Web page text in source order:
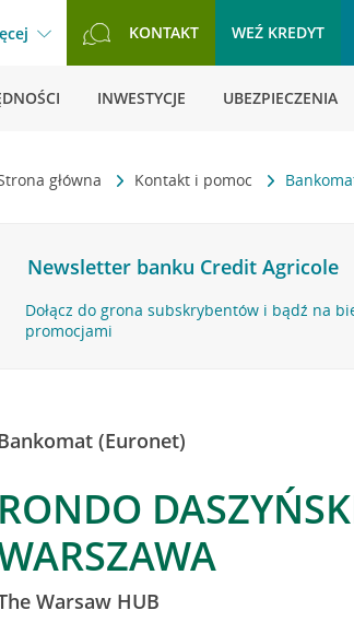
KONTAKT WEŹ KREDYT
INWESTYCJE UBEZPIECZENIA
główna Kontakt i pomoc
Newsletter banku Credit Agricole
Dołącz do grona subskrybentów i bądź na
promocjami
(Euronet)
RONDO
Warsaw HUB